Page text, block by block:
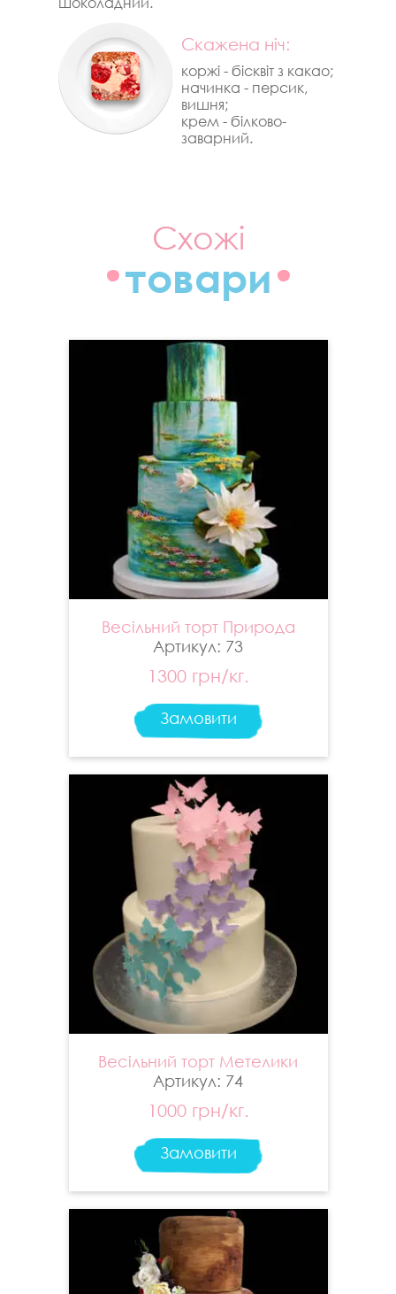
Cкажена ніч:
коржі - бісквіт з какао;
начинка - персик,
вишня;
крем - білково-
заварний.
Схожі
товари
Весільний торт Природа
Артикул: 73
1300 грн/кг.
Замовити
Весільний торт Метелики
Артикул: 74
1000 грн/кг.
Замовити